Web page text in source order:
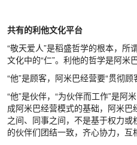
共有的利他文化平台
“敬天爱人”是稻盛哲学的根本，所
文化中的“仁”。利他的哲学是阿米
“他”是顾客，阿米巴经营要“贯彻顾
“他”是伙伴，“为伙伴而工作”是阿
成阿米巴经营模式的基础，阿米巴
之间、同事之间，不是基于权力
的伙伴们团结一致，齐心协力，互